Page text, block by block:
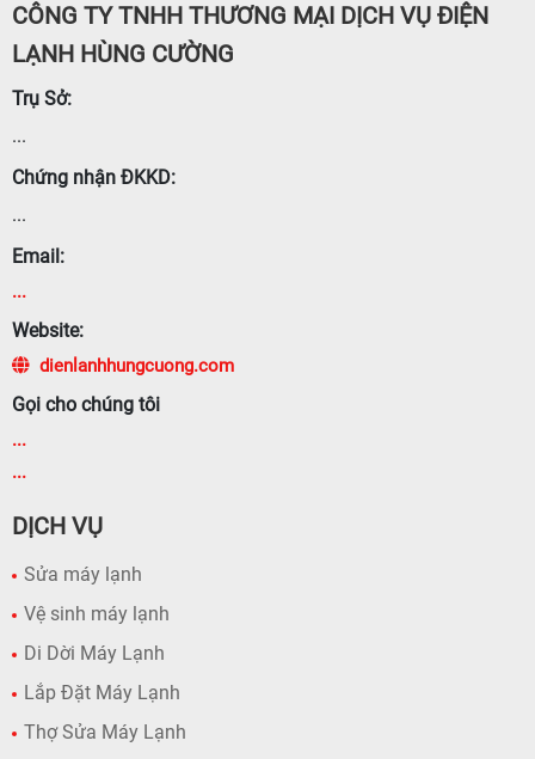
CÔNG TY TNHH THƯƠNG MẠI DỊCH VỤ ĐIỆN
LẠNH HÙNG CƯỜNG
Trụ Sở:
...
Chứng nhận ĐKKD:
...
Email:
...
Website:
dienlanhhungcuong.com
Gọi cho chúng tôi
...
...
DỊCH VỤ
Sửa máy lạnh
Vệ sinh máy lạnh
Di Dời Máy Lạnh
Lắp Đặt Máy Lạnh
Thợ Sửa Máy Lạnh